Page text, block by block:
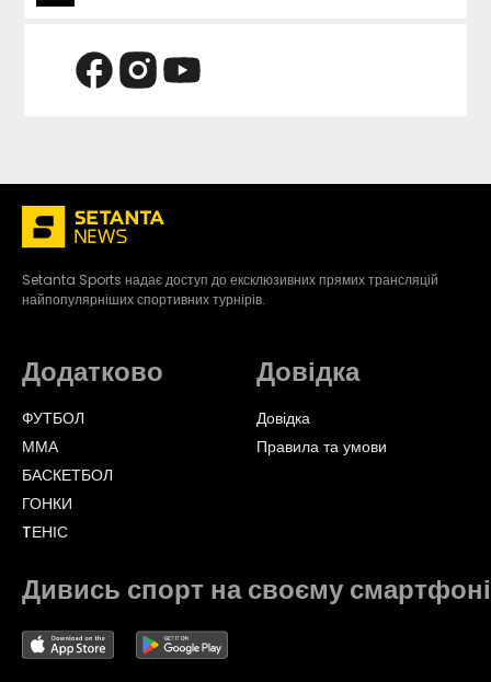
Setanta Sports надає доступ до ексклюзивних прямих трансляцій
найпопулярніших спортивних турнірів.
Додатково
ФУТБОЛ
ММА
БАСКЕТБОЛ
ГОНКИ
TЕНІС
Довідка
Довідка
Правила та умови
Дивись спорт на своєму смартфоні